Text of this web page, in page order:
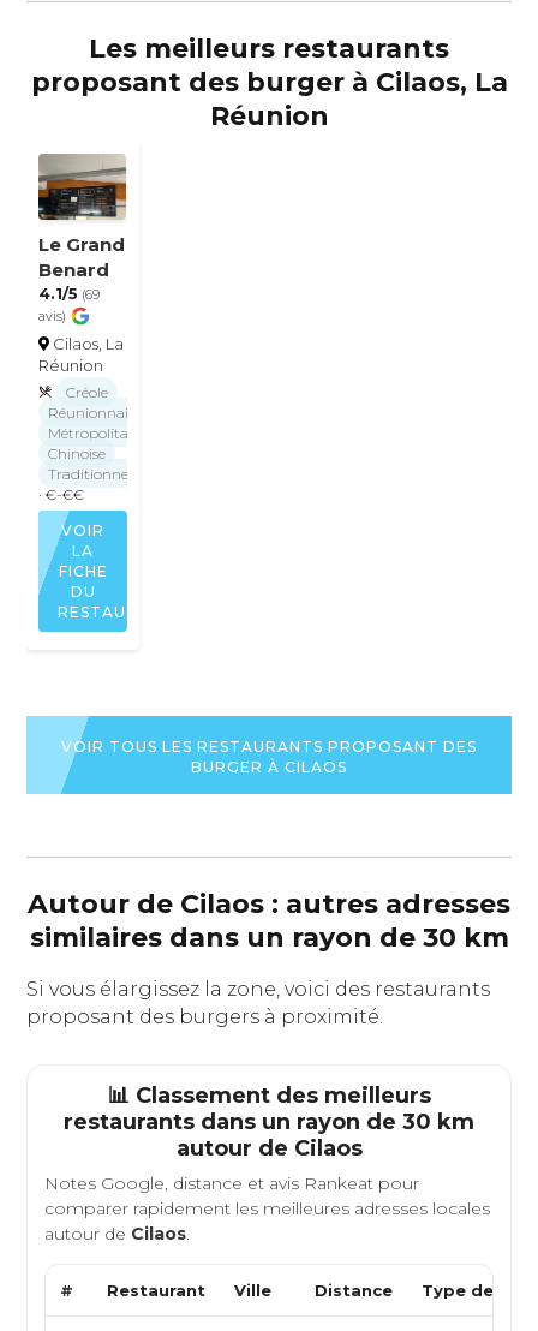
Les meilleurs restaurants
proposant des burger à Cilaos, La
Réunion
Le Grand
Benard
4.1/5 (69
avis)
Cilaos, La
Réunion
Créole
Réunionnaise
Métropolitaine
Chinoise
Traditionnelle
· €-€€
VOIR
LA
FICHE
DU
RESTAURANT
VOIR TOUS LES RESTAURANTS PROPOSANT DES
BURGER À CILAOS
Autour de Cilaos : autres adresses
similaires dans un rayon de 30 km
Si vous élargissez la zone, voici des restaurants
proposant des burgers à proximité.
📊 Classement des meilleurs
restaurants dans un rayon de 30 km
autour de Cilaos
Notes Google, distance et avis Rankeat pour
comparer rapidement les meilleures adresses locales
autour de Cilaos.
# Restaurant Ville Distance Type de